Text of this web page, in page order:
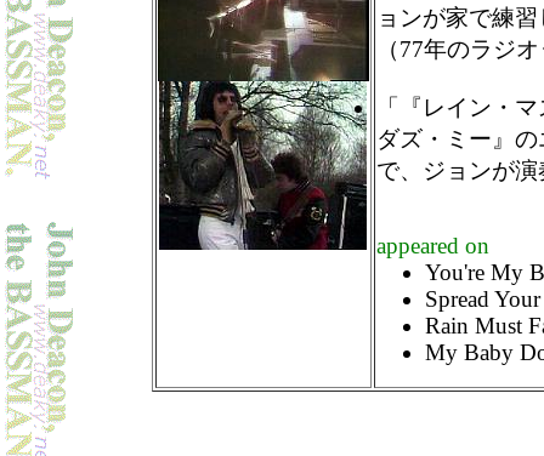
ョンが家で練
（77年のラジ
「『レイン・
ダズ・ミー』
で、ジョンが演
appeared on
You're My
Spread
Rain Must
My Baby